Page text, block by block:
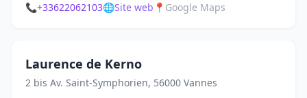
📞+33622062103🌐Site web 📍 Google Maps
Laurence de Kerno
2 bis Av. Saint-Symphorien, 56000 Vannes